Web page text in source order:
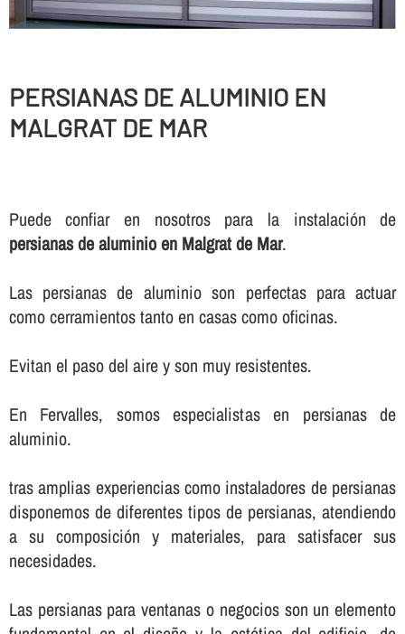
PERSIANAS DE ALUMINIO EN
MALGRAT DE MAR
Puede confiar en nosotros para la instalación de
persianas de aluminio en Malgrat de Mar.
Las persianas de aluminio son perfectas para actuar
como cerramientos tanto en casas como oficinas.
Evitan el paso del aire y son muy resistentes.
En Fervalles, somos especialistas en persianas de
aluminio.
tras amplias experiencias como instaladores de persianas
disponemos de diferentes tipos de persianas, atendiendo
a su composición y materiales, para satisfacer sus
necesidades.
Las persianas para ventanas o negocios son un elemento